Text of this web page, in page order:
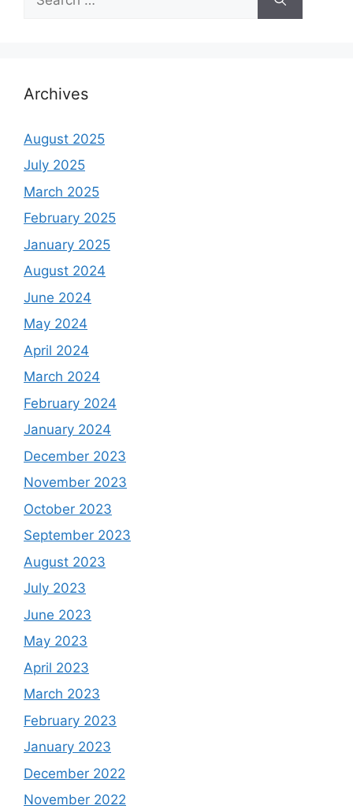
for:
Archives
August 2025
July 2025
March 2025
February 2025
January 2025
August 2024
June 2024
May 2024
April 2024
March 2024
February 2024
January 2024
December 2023
November 2023
October 2023
September 2023
August 2023
July 2023
June 2023
May 2023
April 2023
March 2023
February 2023
January 2023
December 2022
November 2022